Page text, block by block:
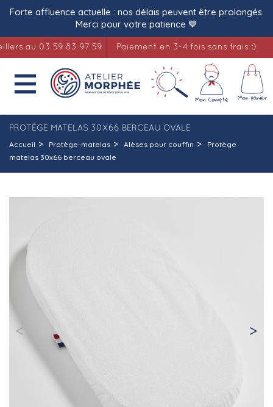
Forte affluence actuelle : nos délais peuvent être prolongés.
Merci pour votre patience 💙
au 03 59 83 97 59 Paiement en 3-4 fois sans frais :)

PROTÈGE MATELAS 30X66 BERCEAU OVALE
Accueil Protège-matelas Alèses pour couffin
Protège
matelas 30x66 berceau ovale